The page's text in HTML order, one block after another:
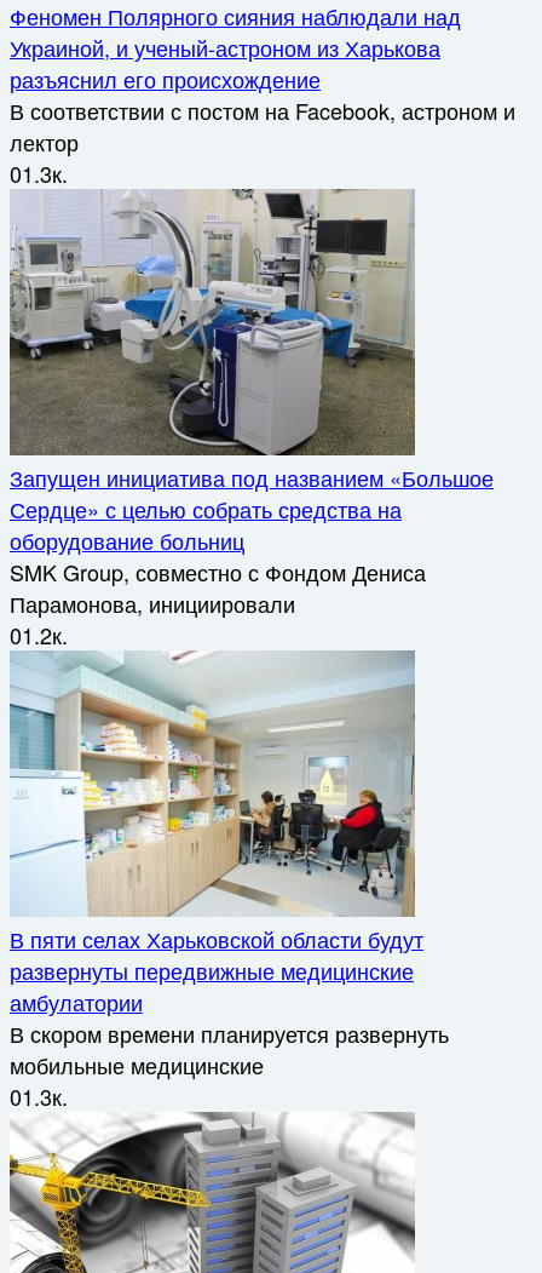
Феномен Полярного сияния наблюдали над
Украиной, и ученый-астроном из Харькова
разъяснил его происхождение
В соответствии с постом на Facebook, астроном и
лектор
01.3к.
Запущен инициатива под названием «Большое
Сердце» с целью собрать средства на
оборудование больниц
SMK Group, совместно с Фондом Дениса
Парамонова, инициировали
01.2к.
В пяти селах Харьковской области будут
развернуты передвижные медицинские
амбулатории
В скором времени планируется развернуть
мобильные медицинские
01.3к.